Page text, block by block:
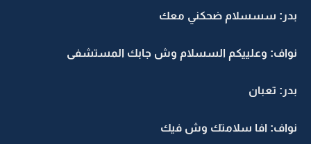
بدر: سسسلام ضحكني معك
نواف: وعلييكم السسلام وش جابك المستشفى
بدر: تعبان
نواف: افا سلامتك وش فيك